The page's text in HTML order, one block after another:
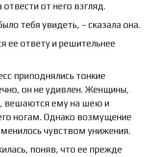
отвести от него взгляд.
тебя увидеть, – сказала она.
ее ответу и решительнее
приподнялись тонкие
он не удивлен. Женщины,
вешаются ему на шею и
ногам. Однако возмущение
чувством унижения.
поняв, что ее прежде